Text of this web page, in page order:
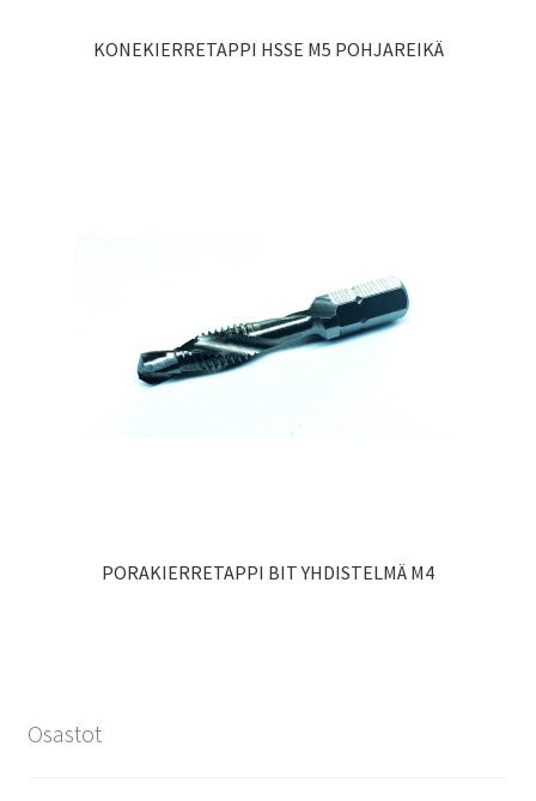
KONEKIERRETAPPI HSSE M5 POHJAREIKÄ
PORAKIERRETAPPI BIT YHDISTELMÄ M4
Osastot